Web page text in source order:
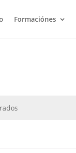
Formaciónes